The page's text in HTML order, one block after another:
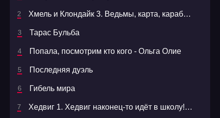
Хмель и Клондайк 3. Ведьмы, карта, карабин- Андрей Круз, Павел Корнев
Тарас Бульба
Попала, посмотрим кто кого - Ольга Олие
Последняя дуэль
Гибель мира
Хедвиг 1. Хедвиг наконец-то идёт в школу! - Фрида Нильсон